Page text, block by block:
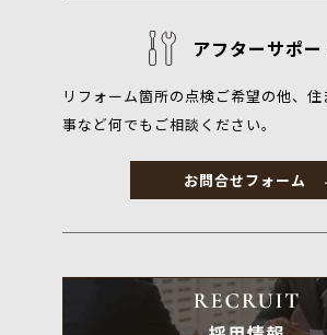
アフターサポー
リフォーム箇所の点検ご希望の他、住
事など何でもご相談ください。
お問合せフォーム